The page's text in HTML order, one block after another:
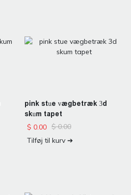
pink stue vægbetræk 3d
skum tapet
$ 0.00 $0.00
Tilføj til kurv ➔